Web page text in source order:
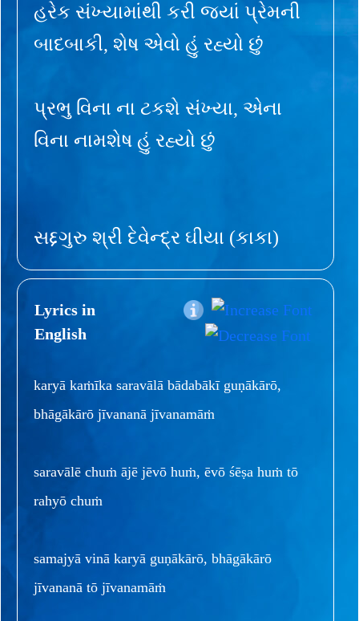
હરેક સંખ્યામાંથી કરી જ્યાં પ્રેમની
બાદબાકી, શેષ એવો હું રહ્યો છું
પ્રભુ વિના ના ટકશે સંખ્યા, એના
વિના નામશેષ હું રહ્યો છું
સદ્દગુરુ શ્રી દેવેન્દ્ર ઘીયા (કાકા)
Lyrics in
English
karyā kaṁīka saravālā bādabākī guṇākārō,
bhāgākārō jīvananā jīvanamāṁ
saravālē chuṁ ājē jēvō huṁ, ēvō śēṣa huṁ tō
rahyō chuṁ
samajyā vinā karyā guṇākārō, bhāgākārō
jīvananā tō jīvanamāṁ